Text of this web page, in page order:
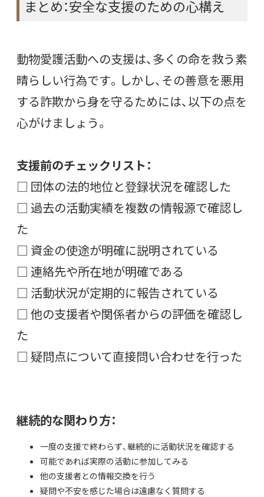
まとめ：安全な支援のための心構え
動物愛護活動への支援は、多くの命を救う素
晴らしい行為です。しかし、その善意を悪用
する詐欺から身を守るためには、以下の点を
心がけましょう。
支援前のチェックリスト：
□ 団体の法的地位と登録状況を確認した
□ 過去の活動実績を複数の情報源で確認し
た
□ 資金の使途が明確に説明されている
□ 連絡先や所在地が明確である
□ 活動状況が定期的に報告されている
□ 他の支援者や関係者からの評価を確認し
た
□ 疑問点について直接問い合わせを行った
継続的な関わり方：
一度の支援で終わらず、継続的に活動状況を確認する
可能であれば実際の活動に参加してみる
他の支援者との情報交換を行う
疑問や不安を感じた場合は遠慮なく質問する